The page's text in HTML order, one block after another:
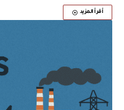
أقرأ المزيد